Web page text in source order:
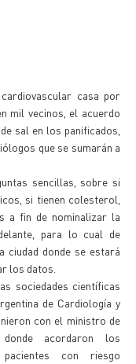
casa por
mil vecinos, el acuerdo
sal en los panificados,
que se sumarán a
sencillas, sobre si
si tienen colesterol,
a fin de nominalizar la
para lo cual de
ciudad donde se estará
los datos.
sociedades científicas
de Cardiología y
con el ministro de
acordaron los
con riesgo